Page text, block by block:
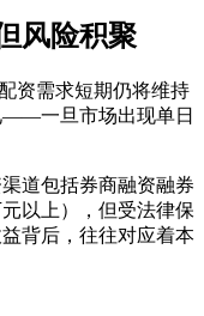
风险积聚
资需求短期仍将维持
——一旦市场出现单日
道包括券商融资融券
以上），但受法律保
背后，往往对应着本